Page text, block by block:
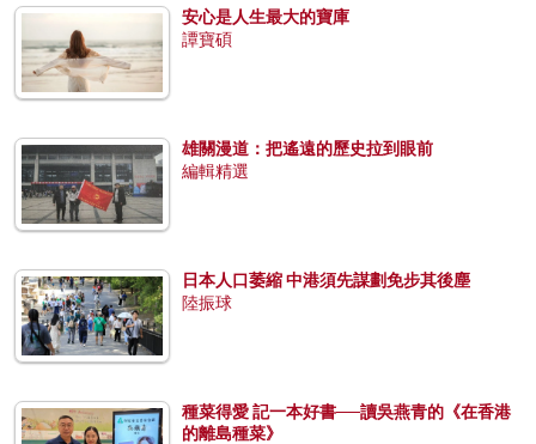
安心是人生最大的寶庫
譚寶碩
雄關漫道：把遙遠的歷史拉到眼前
編輯精選
日本人口萎縮 中港須先謀劃免步其後塵
陸振球
種菜得愛 記一本好書──讀吳燕青的《在香港
的離島種菜》